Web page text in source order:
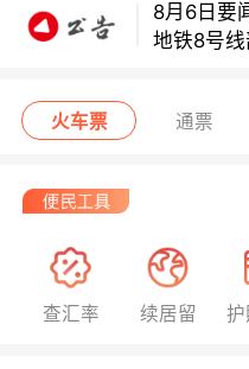
8月6日要
地铁8号
巴黎地铁
火车票 通票
查汇率 续居留